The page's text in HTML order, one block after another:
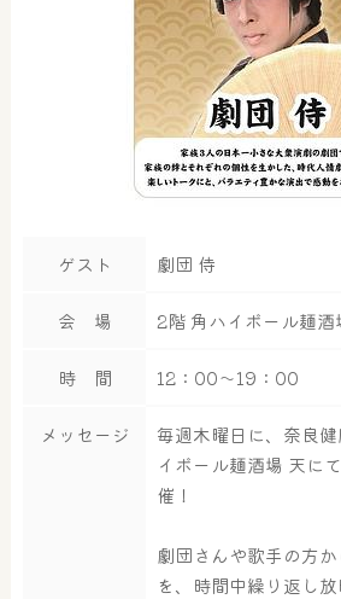
ゲスト 劇団 侍
会 場 2階 角ハイボール麺酒
時 間 12：00～19：00
メッセージ
毎週木曜日に、奈良
イボール麺酒場 天に
催！
劇団さんや歌手の方
を、時間中繰り返し放